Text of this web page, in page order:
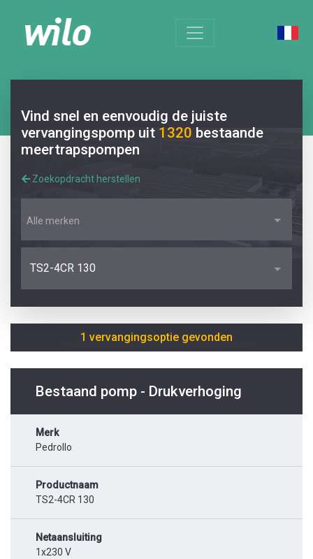
Vind snel en eenvoudig de juiste
vervangingspomp uit 1320 bestaande
meertrapspompen
Zoekopdracht herstellen
Alle merken
TS2-4CR 130
1 vervangingsoptie gevonden
Bestaand pomp - Drukverhoging
Merk
Pedrollo
Productnaam
TS2-4CR 130
Netaansluiting
1x230 V